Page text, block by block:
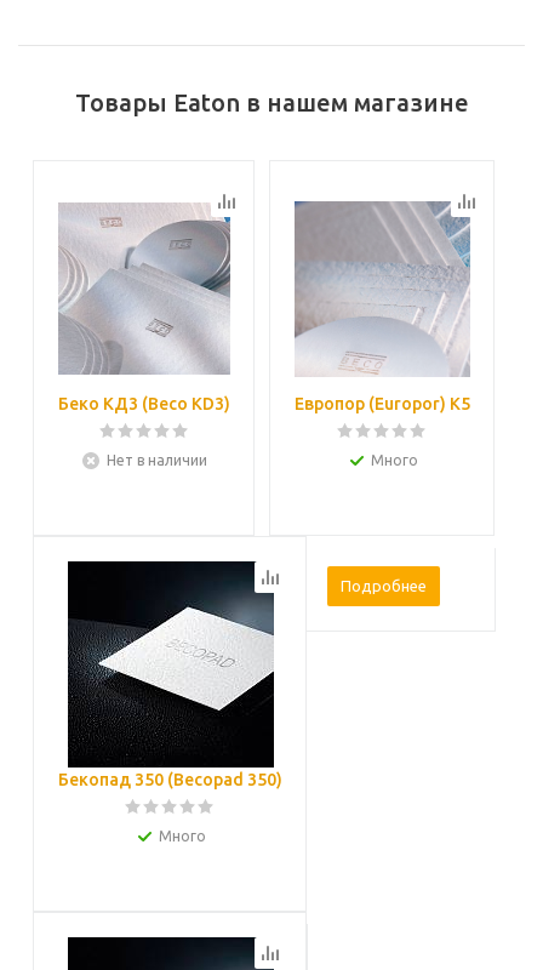
Товары Eaton в нашем магазине
Беко КД3 (Beco KD3)
Нет в наличии
Европор (Europor) K5
Много
Подробнее
Бекопад 350 (Becopad 350)
Много